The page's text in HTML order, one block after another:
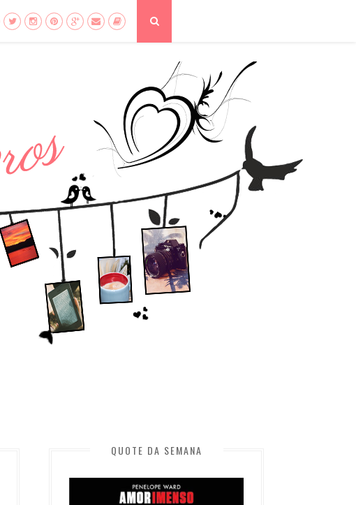
QUOTE DA SEMANA